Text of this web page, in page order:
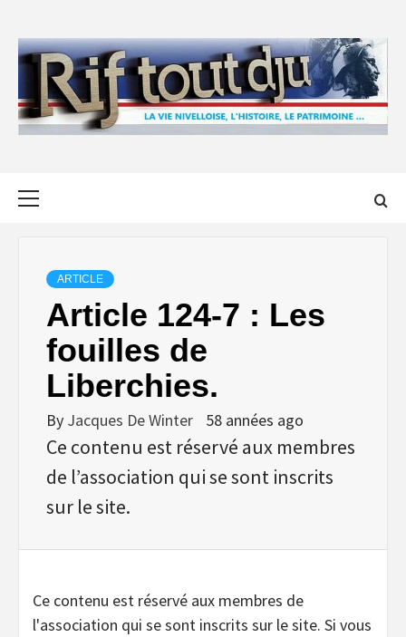
content
ARTICLE
Article 124-7 : Les
fouilles de
Liberchies.
By Jacques De Winter 58 années ago
Ce contenu est réservé aux membres
de l’association qui se sont inscrits
sur le site.
Ce contenu est réservé aux membres de
l'association qui se sont inscrits sur le site. Si vous